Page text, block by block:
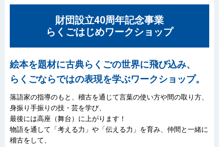
財団設立40周年記念事業
らくごはじめワークショップ
絵本を題材に古典らくごの世界に飛び込み、
らくごならではの表現を学ぶワークショップ。
落語家の指導のもと、稽古を通じて言葉の使い方や間の取り方、
身振り手振りの技・芸を学び、
最後には高座（舞台）に上がります！
物語を通して「考える力」や「伝える力」を育み、仲間と一緒に
稽古をして、